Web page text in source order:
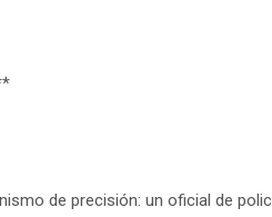
de precisión: un oficial de